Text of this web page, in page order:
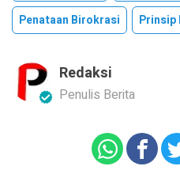
Penataan Birokrasi
Prinsip
Redaksi
Penulis Berita